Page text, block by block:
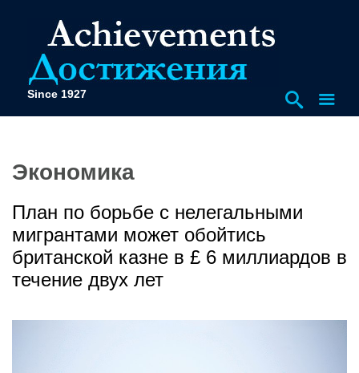
Since 1927
Экономика
План по борьбе с нелегальными
мигрантами может обойтись
британской казне в £ 6 миллиардов в
течение двух лет